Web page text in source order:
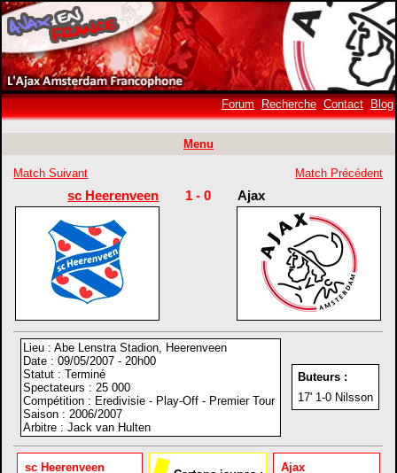
Forum Recherche Contact Blog
Menu
Match Suivant Match Précédent
sc Heerenveen 1 - 0 Ajax
Lieu : Abe Lenstra Stadion, Heerenveen
Date : 09/05/2007 - 20h00
Statut : Terminé
Spectateurs : 25 000
Compétition : Eredivisie - Play-Off - Premier Tour
Saison : 2006/2007
Arbitre : Jack van Hulten
Buteurs :
17' 1-0 Nilsson
sc Heerenveen
Ajax